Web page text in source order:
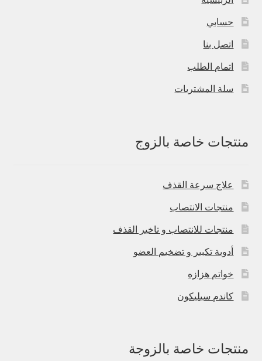
حسابي
اتصل بنا
اتمام الطلب
سلة المشتريات
منتجات خاصة بالزوج
علاج سرعة القذف
منتجات الانتصاب
منتجات للانتصاب و تاخير القذف
أدوية تكبير و تضخيم العضو
خواتم هزازه
كاندم سيليكون
منتجات خاصة بالزوجة